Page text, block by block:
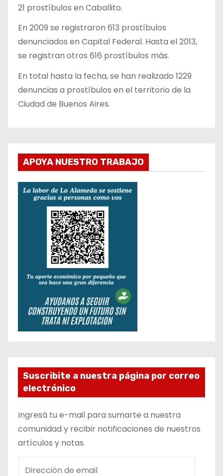
21 prostíbulos en Caballito.
En 2009 se registraron 613 prostíbulos
denunciados en Capital Federal. Hasta el 2013,
se registran otros 616 prostíbulos más.
En total hasta la fecha, se han realizado 1229
denuncias a prostíbulos en el territorio de la
Ciudad de Buenos Aires.
APOYA NUESTRO TRABAJO
Suscribite a nuestra página por correo
electrónico
Ingresá tu e-mail para sumarte a nuestra
comunidad y recibir notificaciones de nuestros
artículos y notas.